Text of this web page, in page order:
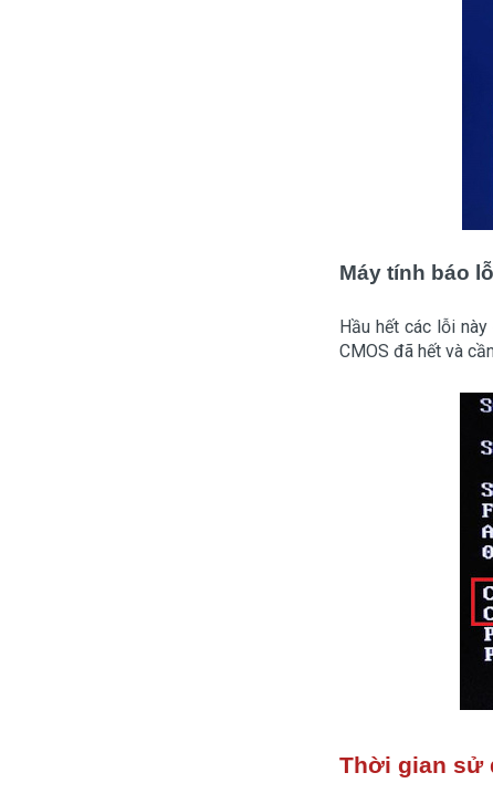
Máy tính báo
Hầu hết các lỗi
CMOS đã hết và
Thời gian sử